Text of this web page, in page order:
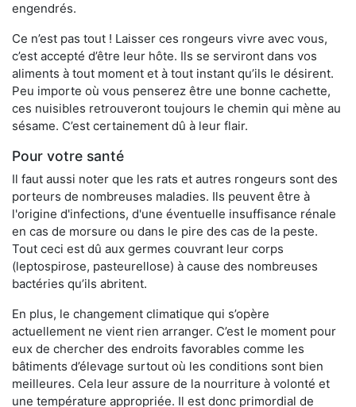
engendrés.
Ce n’est pas tout ! Laisser ces rongeurs vivre avec vous,
c’est accepté d’être leur hôte. Ils se serviront dans vos
aliments à tout moment et à tout instant qu’ils le désirent.
Peu importe où vous penserez être une bonne cachette,
ces nuisibles retrouveront toujours le chemin qui mène au
sésame. C’est certainement dû à leur flair.
Pour votre santé
Il faut aussi noter que les rats et autres rongeurs sont des
porteurs de nombreuses maladies. Ils peuvent être à
l'origine d'infections, d'une éventuelle insuffisance rénale
en cas de morsure ou dans le pire des cas de la peste.
Tout ceci est dû aux germes couvrant leur corps
(leptospirose, pasteurellose) à cause des nombreuses
bactéries qu’ils abritent.
En plus, le changement climatique qui s’opère
actuellement ne vient rien arranger. C’est le moment pour
eux de chercher des endroits favorables comme les
bâtiments d’élevage surtout où les conditions sont bien
meilleures. Cela leur assure de la nourriture à volonté et
une température appropriée. Il est donc primordial de